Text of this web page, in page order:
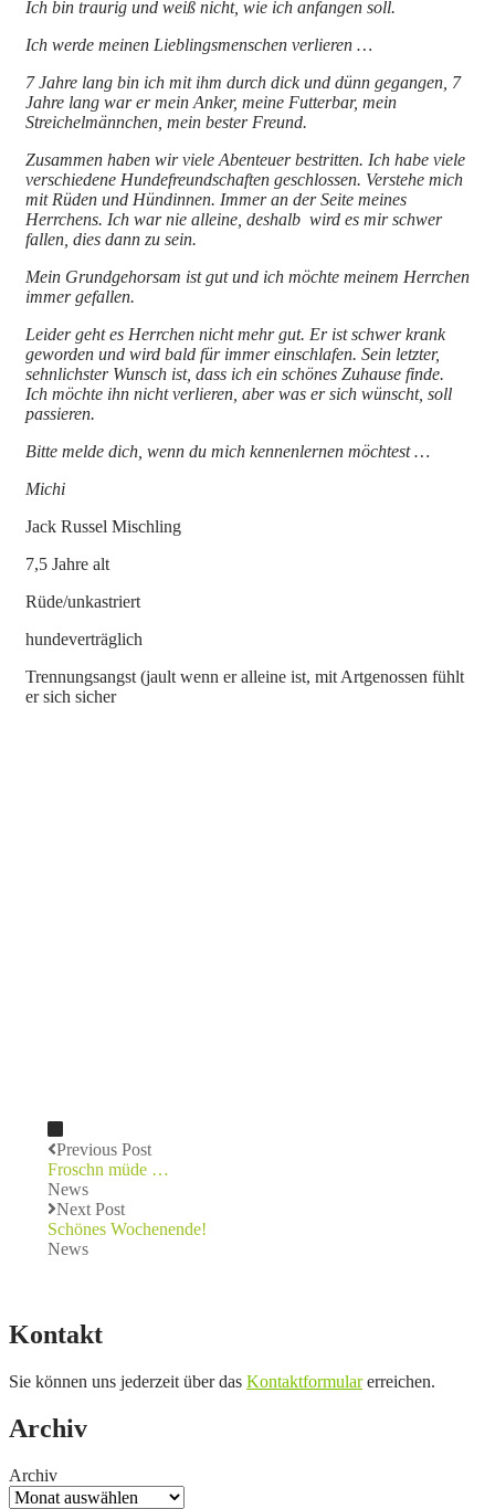
Ich bin traurig und weiß nicht, wie ich anfangen soll.
Ich werde meinen Lieblingsmenschen verlieren …
7 Jahre lang bin ich mit ihm durch dick und dünn gegangen, 7
Jahre lang war er mein Anker, meine Futterbar, mein
Streichelmännchen, mein bester Freund.
Zusammen haben wir viele Abenteuer bestritten. Ich habe viele
verschiedene Hundefreundschaften geschlossen. Verstehe mich
mit Rüden und Hündinnen. Immer an der Seite meines
Herrchens. Ich war nie alleine, deshalb wird es mir schwer
fallen, dies dann zu sein.
Mein Grundgehorsam ist gut und ich möchte meinem Herrchen
immer gefallen.
Leider geht es Herrchen nicht mehr gut. Er ist schwer krank
geworden und wird bald für immer einschlafen. Sein letzter,
sehnlichster Wunsch ist, dass ich ein schönes Zuhause finde.
Ich möchte ihn nicht verlieren, aber was er sich wünscht, soll
passieren.
Bitte melde dich, wenn du mich kennenlernen möchtest …
Michi
Jack Russel Mischling
7,5 Jahre alt
Rüde/unkastriert
hundeverträglich
Trennungsangst (jault wenn er alleine ist, mit Artgenossen fühlt
er sich sicher
Previous Post
Froschn müde …
News
Next Post
Schönes Wochenende!
News
Kontakt
Sie können uns jederzeit über das Kontaktformularerreichen.
Archiv
Archiv